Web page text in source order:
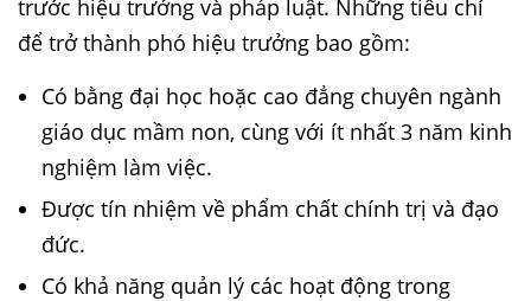
trước hiệu trưởng và pháp luật. Những tiêu chí
để trở thành phó hiệu trưởng bao gồm:
Có bằng đại học hoặc cao đẳng chuyên ngành
giáo dục mầm non, cùng với ít nhất 3 năm kinh
nghiệm làm việc.
Được tín nhiệm về phẩm chất chính trị và đạo
đức.
Có khả năng quản lý các hoạt động trong